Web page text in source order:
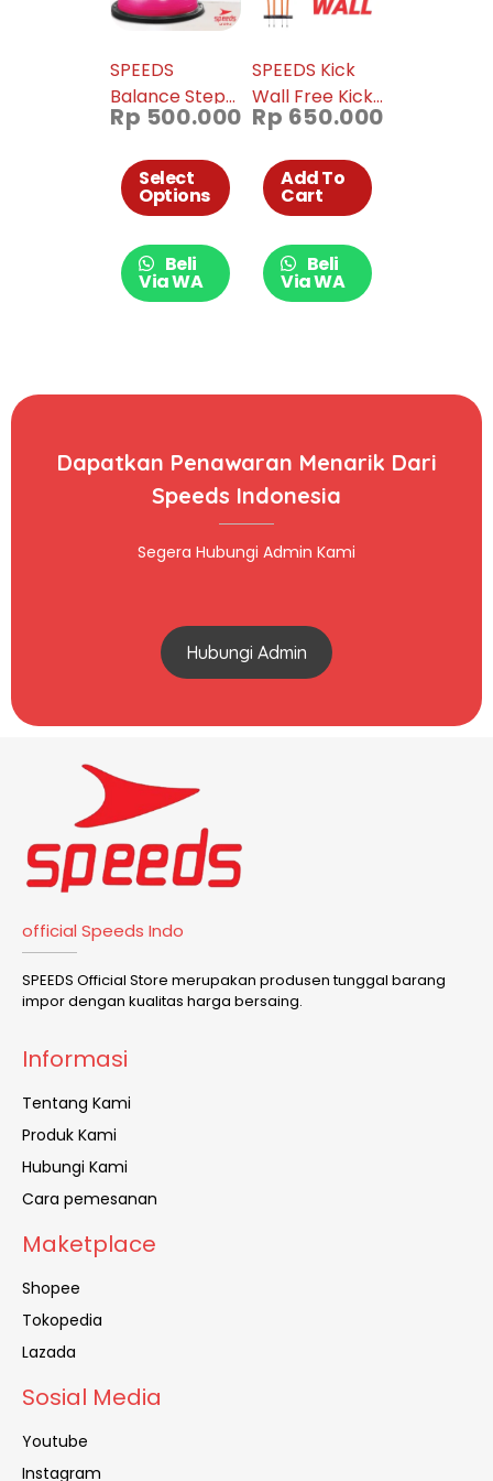
SPEEDS
Balance Step
Bosu Ball
olahraga bola
yoga gymball
import 019-04
Rp 500.000
Select
Options
Beli
Via WA
SPEEDS Kick
Wall Free Kick
Defensive Alat
Sepakbola
Original Import
Kick 006-10
Rp 650.000
Add To
Cart
Beli
Via WA
Dapatkan Penawaran Menarik Dari
Speeds Indonesia
Segera Hubungi Admin Kami
Hubungi Admin
official Speeds Indo
SPEEDS Official Store merupakan produsen tunggal barang
impor dengan kualitas harga bersaing.
Informasi
Tentang Kami
Produk Kami
Hubungi Kami
Cara pemesanan
Maketplace
Shopee
Tokopedia
Lazada
Sosial Media
Youtube
Instagram